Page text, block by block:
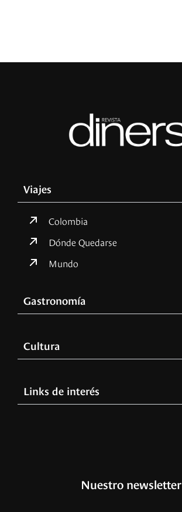
Viajes
Colombia
Dónde Quedarse
Mundo
Gastronomía
Cultura
Links de interés
Nuestro newsletter